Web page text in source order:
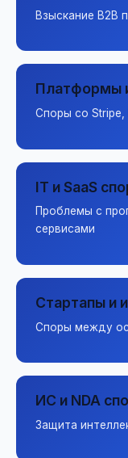
Взыскание B2B
Платформы
Споры со Stripe,
IT и SaaS
Проблемы с
сервисами
Стартапы и
Споры между
ИС и NDA
Защита